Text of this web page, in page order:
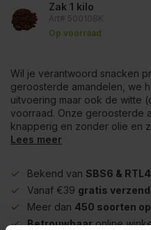
Zak 1 kilo
Art# 500108K
Op voorraad
Wil je verantwoord snacken
geroosterde amandelen, we
uitvoering maar ook de witte
voorraad. Onze geroosterde
knapperig en zonder olie en
Lees meer
Bekend van SBS6 &
Vanaf €39 gratis
Meer dan 450 soorten
Betrouwbaaronline